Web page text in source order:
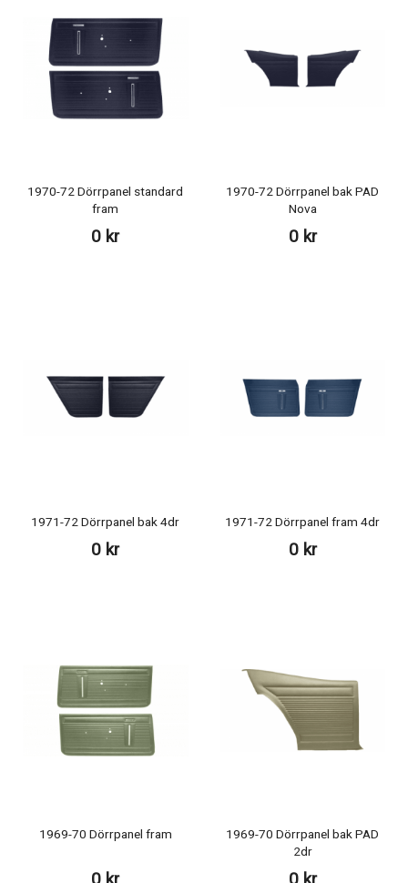
1970-72 Dörrpanel standard
fram
0 kr
1970-72 Dörrpanel bak PAD
Nova
0 kr
1971-72 Dörrpanel bak 4dr
0 kr
1971-72 Dörrpanel fram 4dr
0 kr
1969-70 Dörrpanel fram
1969-70 Dörrpanel bak PAD
2dr